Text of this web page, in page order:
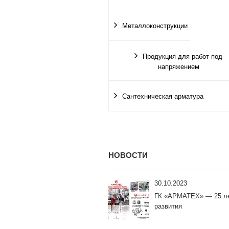
Металлоконструкции
Продукция для работ под
напряжением
Сантехническая арматура
НОВОСТИ
30.10.2023
ГК «АРМАТЕХ» — 25
развития